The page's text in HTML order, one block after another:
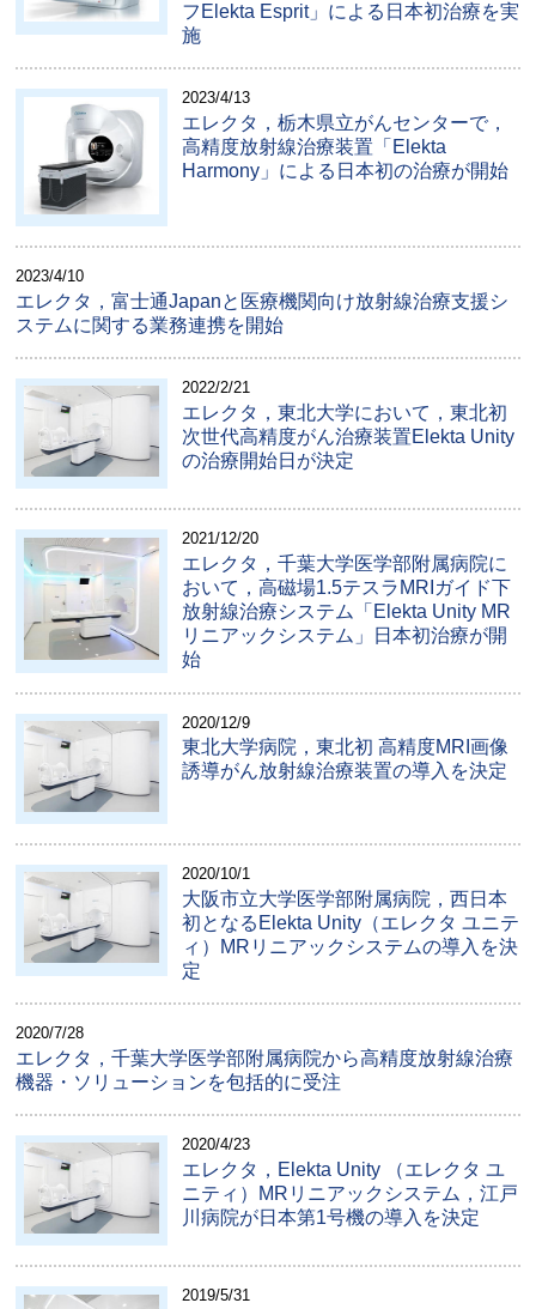
フElekta Esprit」による日本初治療を実
施
2023/4/13
エレクタ，栃木県立がんセンターで，
高精度放射線治療装置「Elekta
Harmony」による日本初の治療が開始
2023/4/10
エレクタ，富士通Japanと医療機関向け放射線治療支援シ
ステムに関する業務連携を開始
2022/2/21
エレクタ，東北大学において，東北初
次世代高精度がん治療装置Elekta Unity
の治療開始日が決定
2021/12/20
エレクタ，千葉大学医学部附属病院に
おいて，高磁場1.5テスラMRIガイド下
放射線治療システム「Elekta Unity MR
リニアックシステム」日本初治療が開
始
2020/12/9
東北大学病院，東北初 高精度MRI画像
誘導がん放射線治療装置の導入を決定
2020/10/1
大阪市立大学医学部附属病院，西日本
初となるElekta Unity（エレクタ ユニテ
ィ）MRリニアックシステムの導入を決
定
2020/7/28
エレクタ，千葉大学医学部附属病院から高精度放射線治療
機器・ソリューションを包括的に受注
2020/4/23
エレクタ，Elekta Unity （エレクタ ユ
ニティ）MRリニアックシステム，江戸
川病院が日本第1号機の導入を決定
2019/5/31